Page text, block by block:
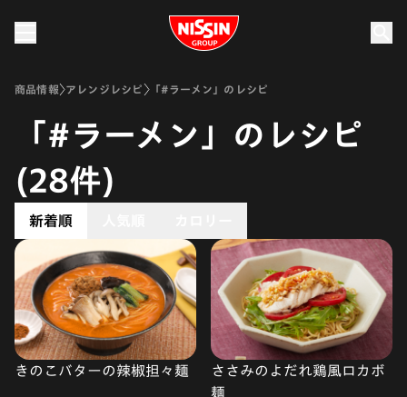
Nissin Group
商品情報 アレンジレシピ 「#ラーメン」のレシピ
「#ラーメン」のレシピ
(28件)
新着順
きのこバターの辣椒担々麺
ささみのよだれ鶏風ロカボ
麺